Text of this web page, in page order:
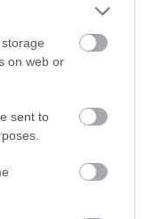
on web or
sent to
και έγκαιρη
Μαζικής
στα ψηφιακά μέσα
ειδησεογραφία.
συγγραφή online
ειδησεογραφικής
της επικαιρότητας